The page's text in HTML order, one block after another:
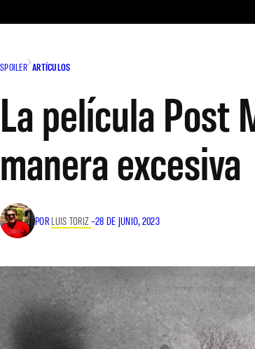
SPOILER ARTÍCULOS
La película Post
manera excesiva
POR LUIS TORIZ –28 DE JUNIO, 2023